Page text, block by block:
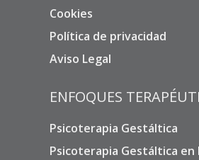
Cookies
Política de privacidad
Aviso Legal
ENFOQUES
Psicoterapia Gestáltica
Psicoterapia Gestáltica en